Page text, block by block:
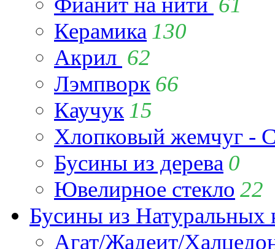
Керамика 130
Акрил 62
Лэмпворк 66
Каучук 15
Хлопковый жемчуг -
Бусины из дерева 0
Ювелирное стекло 22
Бусины из Натуральных
Агат/Жадеит/